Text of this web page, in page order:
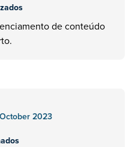
de conteúdo
October 2023